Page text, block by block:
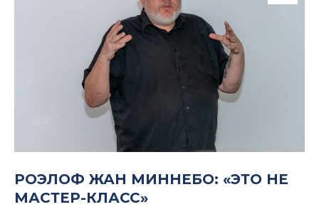
РОЭЛОФ ЖАН МИННЕБО: «ЭТО НЕ
МАСТЕР-КЛАСС»